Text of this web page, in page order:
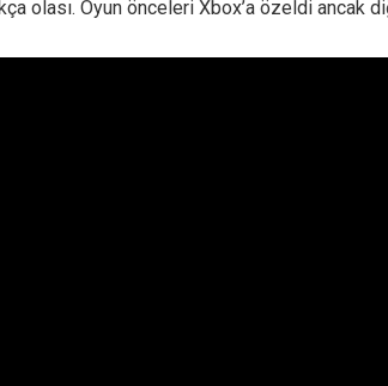
olası. Oyun önceleri Xbox’a özeldi ancak